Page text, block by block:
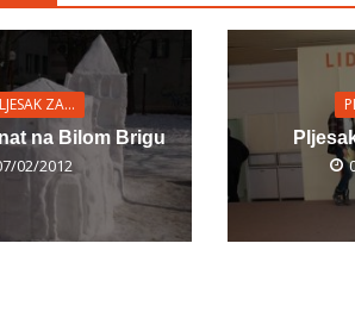
ZA...
na Bilom Brigu
02/2012